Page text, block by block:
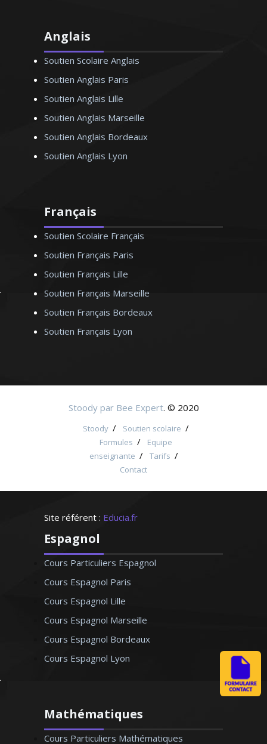
Anglais
Soutien Scolaire Anglais
Soutien Anglais Paris
Soutien Anglais Lille
Soutien Anglais Marseille
Soutien Anglais Bordeaux
Soutien Anglais Lyon
Français
Soutien Scolaire Français
Soutien Français Paris
Soutien Français Lille
Soutien Français Marseille
Soutien Français Bordeaux
Soutien Français Lyon
Stoody par Bee Expert. © 2020
Stoody / Soutien scolaire /
Formules /
Equipe
enseignante / Tarifs /
Contact
Site référent : Educia.fr
Espagnol
Cours Particuliers Espagnol
Cours Espagnol Paris
Cours Espagnol Lille
Cours Espagnol Marseille
Cours Espagnol Bordeaux
Cours Espagnol Lyon
Mathématiques
Cours Particuliers Mathématiques